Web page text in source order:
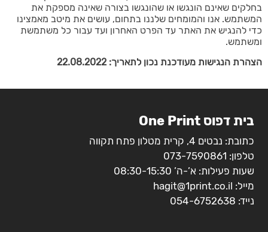
בחלקים שאינם הונגשו או שהונגשו בצורה שאינה מספקת את
המשתמש. אנו והמומחים שלננו בתחום, עושים את מיטב מאמצינו
כדי להנגיש את האתר עד הפרט האחרון ועד עבור כל משתמשת
ומשתמש.
הצהרת הנגישות מעודכנת נכון לתאריך: 22.08.2022
בית דפוס One Print
כתובת: נבטים 4, קרית מטלון פתח תקווה
טלפון: 073-7590861
שעות פעילות: א’-ה’ 08:30-15:30
מייל: hagit@1print.co.il
נייד: 054-6752638